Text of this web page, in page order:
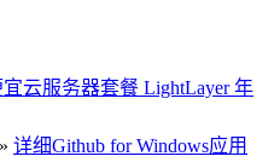
云服务器套餐 LightLayer 年
» 详细Github for Windows应用